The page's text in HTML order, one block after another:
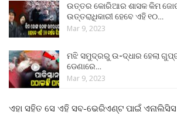
ଉତ୍ତର କୋରିଆର ଶାସକ କିମ
ଉତ୍ତରାଧିକାରୀ ହେବେ ଏହି ୧୦…
Mar 9, 2023
ମଝି ସମୁଦ୍ରରୁ ଉ-ଦ୍ଧାର ହେଲା
ଡେଣାରେ…
Mar 9, 2023
ଏହା ସହିତ ସେ ଏହି ସବ-ଭେରିଏଣ୍ଟ ପାଇଁ